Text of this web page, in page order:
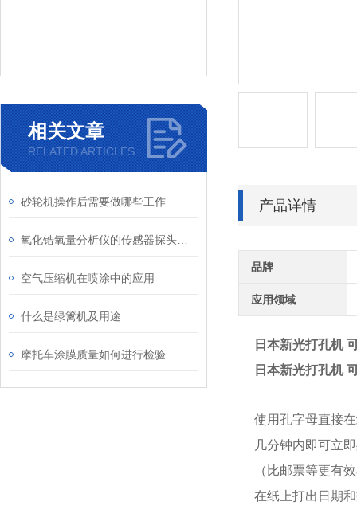
相关文章
RELATED ARTICLES
砂轮机操作后需要做哪些工作
空气压缩机在喷涂中的应用
什么是绿篱机及用途
摩托车涂膜质量如何进行检验
产品详情
品牌
应用领域
日本新光打孔机
日本新光打孔机
使用孔字母直接
几分钟内即可立
（比邮票等更有
在纸上打出日期